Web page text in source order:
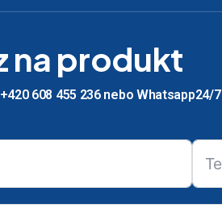
na produkt
608 455 236 nebo Whatsapp24/7